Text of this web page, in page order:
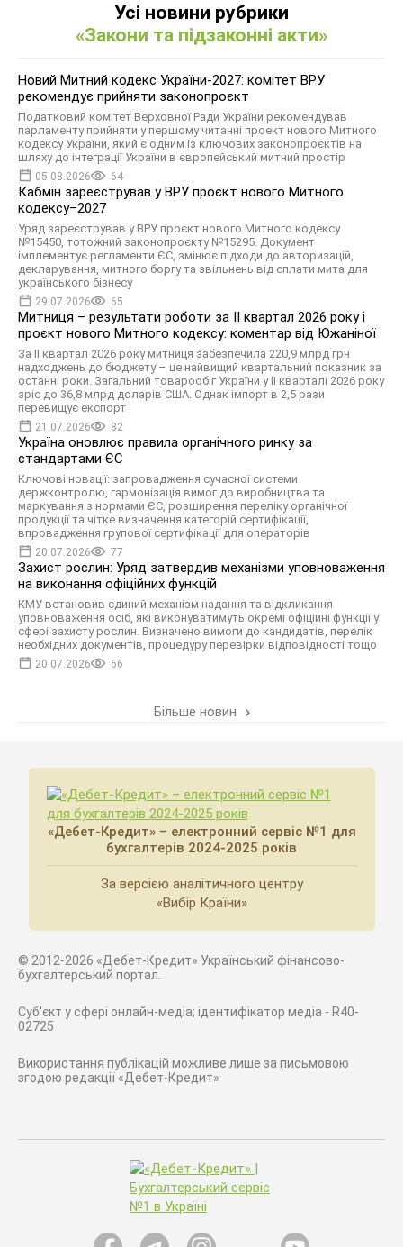
Усі новини рубрики
«Закони та підзаконні акти»
Новий Митний кодекс України-2027: комітет ВРУ
рекомендує прийняти законопроєкт
Податковий комітет Верховної Ради України рекомендував
парламенту прийняти у першому читанні проект нового Митного
кодексу України, який є одним із ключових законопроєктів на
шляху до інтеграції України в європейський митний простір
05.08.2026 64
Кабмін зареєстрував у ВРУ проєкт нового Митного
кодексу–2027
Уряд зареєстрував у ВРУ проєкт нового Митного кодексу
№15450, тотожний законопроєкту №15295. Документ
імплементує регламенти ЄС, змінює підходи до авторизацій,
декларування, митного боргу та звільнень від сплати мита для
українського бізнесу
29.07.2026 65
Митниця – результати роботи за ІІ квартал 2026 року і
проєкт нового Митного кодексу: коментар від Южаніної
За ІІ квартал 2026 року митниця забезпечила 220,9 млрд грн
надходжень до бюджету – це найвищий квартальний показник за
останні роки. Загальний товарообіг України у ІІ кварталі 2026 року
зріс до 36,8 млрд доларів США. Однак імпорт в 2,5 рази
перевищує експорт
21.07.2026 82
Україна оновлює правила органічного ринку за
стандартами ЄС
Ключові новації: запровадження сучасної системи
держконтролю, гармонізація вимог до виробництва та
маркування з нормами ЄС, розширення переліку органічної
продукції та чітке визначення категорій сертифікації,
впровадження групової сертифікації для операторів
20.07.2026 77
Захист рослин: Уряд затвердив механізми уповноваження
на виконання офіційних функцій
КМУ встановив єдиний механізм надання та відкликання
уповноваження осіб, які виконуватимуть окремі офіційні функції у
сфері захисту рослин. Визначено вимоги до кандидатів, перелік
необхідних документів, процедуру перевірки відповідності тощо
20.07.2026 66
Більше новин
«Дебет-Кредит» – електронний сервіс №1 для
бухгалтерів 2024-2025 років
За версією аналітичного центру
«Вибір Країни»
© 2012-2026 «Дебет-Кредит» Український фінансово-
бухгалтерський портал.
Суб'єкт у сфері онлайн-медіа; ідентифікатор медіа - R40-
02725
Використання публікацій можливе лише за письмовою
згодою редакції «Дебет-Кредит»